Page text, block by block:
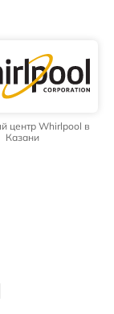
центр Whirlpool в
Казани